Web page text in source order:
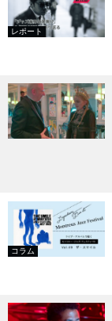
レポート
コラム